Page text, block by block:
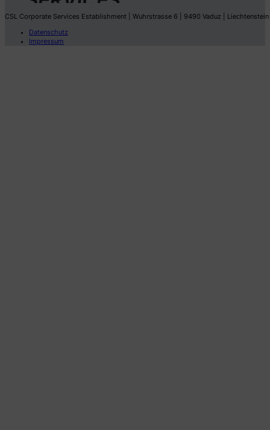
CSL Corporate Services Establishment | Wuhrstrasse 6 | 9490 Vaduz | Liechtenstein
Datenschutz
Impressum